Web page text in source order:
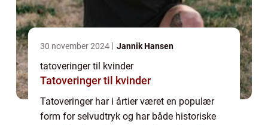
30 november 2024 Jannik Hansen
tatoveringer til kvinder
Tatoveringer til kvinder
Tatoveringer har i årtier været en populær
form for selvudtryk og har både historiske